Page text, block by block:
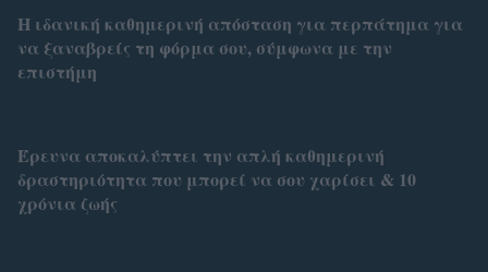
Η ιδανική καθημερινή απόσταση για περπάτημα για
να ξαναβρείς τη φόρμα σου, σύμφωνα με την
επιστήμη
Έρευνα αποκαλύπτει την απλή καθημερινή
δραστηριότητα που μπορεί να σου χαρίσει & 10
χρόνια ζωής